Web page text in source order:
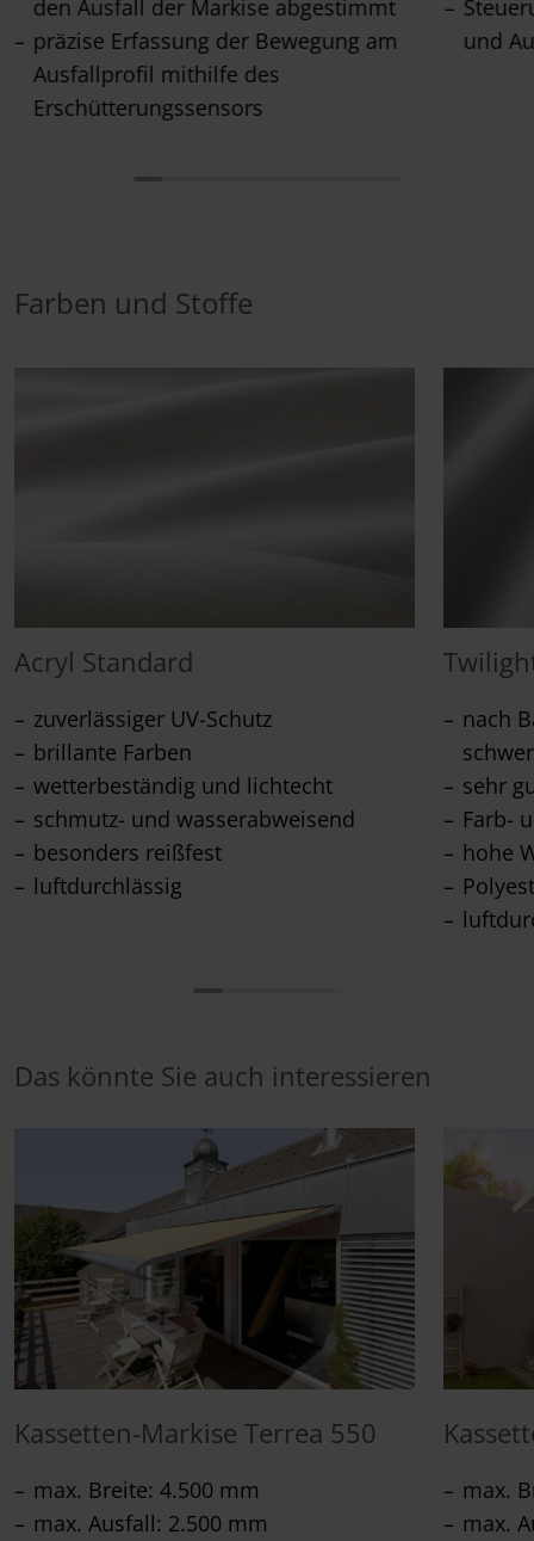
den Ausfall der Markise abgestimmt
präzise Erfassung der Bewegung am
Ausfallprofil mithilfe des
Erschütterungssensors
und
Farben und Stoffe
Acryl Standard
zuverlässiger UV-Schutz
brillante Farben
wetterbeständig und lichtecht
schmutz- und wasserabweisend
besonders reißfest
luftdurchlässig
nach
sehr
Farb-
hohe
Das könnte Sie auch interessieren
Kassetten-Markise Terrea 550
max. Breite: 4.500 mm
max. Ausfall: 2.500 mm
max.
max.